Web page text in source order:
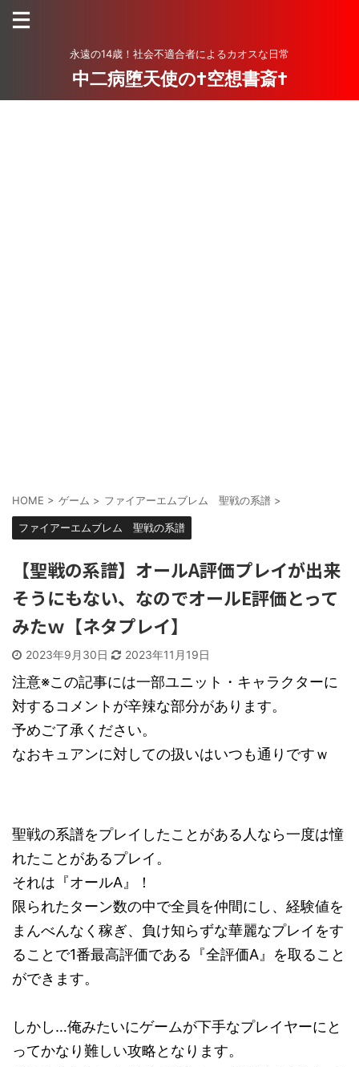
永遠の14歳！社会不適合者によるカオスな日常
中二病堕天使の†空想書斎†
HOME > ゲーム > ファイアーエムブレム 聖戦の系譜 >
ファイアーエムブレム 聖戦の系譜
【聖戦の系譜】オールA評価プレイが出来
そうにもない、なのでオールE評価とって
みたｗ【ネタプレイ】
2023年9月30日 2023年11月19日
注意※この記事には一部ユニット・キャラクターに
対するコメントが辛辣な部分があります。
予めご了承ください。
なおキュアンに対しての扱いはいつも通りですｗ
聖戦の系譜をプレイしたことがある人なら一度は憧
れたことがあるプレイ。
それは『オールA』！
限られたターン数の中で全員を仲間にし、経験値を
まんべんなく稼ぎ、負け知らずな華麗なプレイをす
ることで1番最高評価である『全評価A』を取ること
ができます。
しかし…俺みたいにゲームが下手なプレイヤーにと
ってかなり難しい攻略となります。